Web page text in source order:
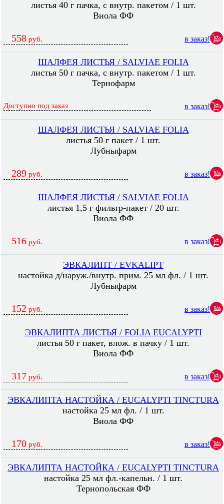
листья 40 г пачка, с внутр. пакетом / 1 шт.
Виола ФФ
558 руб. в заказ!
ШАЛФЕЯ ЛИСТЬЯ / SALVIAE FOLIA
листья 50 г пачка, с внутр. пакетом / 1 шт.
Тернофарм
Доступно под заказ в заказ!
ШАЛФЕЯ ЛИСТЬЯ / SALVIAE FOLIA
листья 50 г пакет / 1 шт.
Лубныфарм
289 руб. в заказ!
ШАЛФЕЯ ЛИСТЬЯ / SALVIAE FOLIA
листья 1,5 г фильтр-пакет / 20 шт.
Виола ФФ
516 руб. в заказ!
ЭВКАЛИПТ / EVKALIPT
настойка д/наруж./внутр. прим. 25 мл фл. / 1 шт.
Лубныфарм
152 руб. в заказ!
ЭВКАЛИПТА ЛИСТЬЯ / FOLIA EUCALYPTI
листья 50 г пакет, влож. в пачку / 1 шт.
Виола ФФ
317 руб. в заказ!
ЭВКАЛИПТА НАСТОЙКА / EUCALYPTI TINCTURA
настойка 25 мл фл. / 1 шт.
Виола ФФ
170 руб. в заказ!
ЭВКАЛИПТА НАСТОЙКА / EUCALYPTI TINCTURA
настойка 25 мл фл.-капельн. / 1 шт.
Тернопольская ФФ